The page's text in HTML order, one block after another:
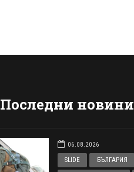
Последни новини
06.08.2026
SLIDE
БЪЛГАРИЯ